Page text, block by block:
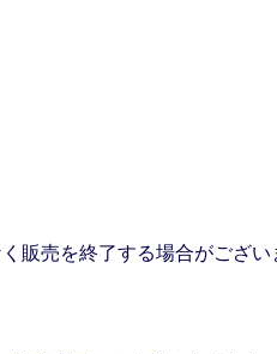
販売を終了する場合がござい